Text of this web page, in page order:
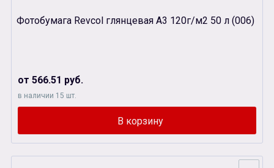
Фотобумага Revcol глянцевая А3 120г/м2 50 л (006)
от 566.51 руб.
в наличии 15 шт.